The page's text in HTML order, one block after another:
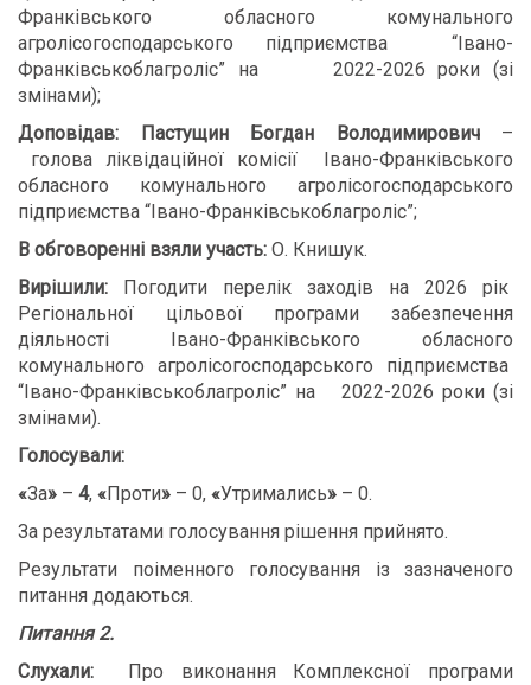
Франківського обласного комунального
агролісогосподарського підприємства “Івано-
Франківськоблагроліс” на 2022-2026 роки (зі
змінами);
Доповідав:
Пастущин Богдан Володимирович–
голова ліквідаційної комісії Івано-Франківського
обласного комунального агролісогосподарського
підприємства “Івано-Франківськоблагроліс”;
В обговоренні взяли участь: О. Книшук.
Вирішили: Погодити перелік заходів на 2026 рік
Регіональної цільової програми забезпечення
діяльності Івано-Франківського обласного
комунального агролісогосподарського підприємства
“Івано-Франківськоблагроліс” на 2022-2026 роки (зі
змінами).
Голосували:
«За» – 4, «Проти» – 0, «Утримались» – 0.
За результатами голосування рішення прийнято.
Результати поіменного голосування із зазначеного
питання додаються.
Питання 2.
Слухали: Про виконання Комплексної програми